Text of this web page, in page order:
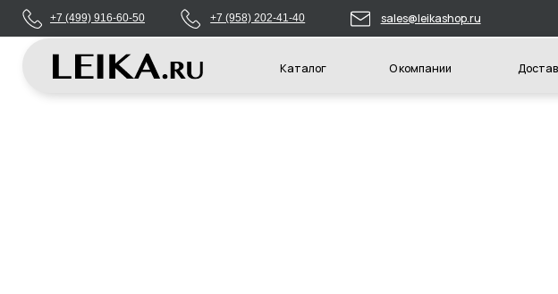
+7 (958) 202-41-40
+7 (499) 916-60-50 sales@leikashop.ru